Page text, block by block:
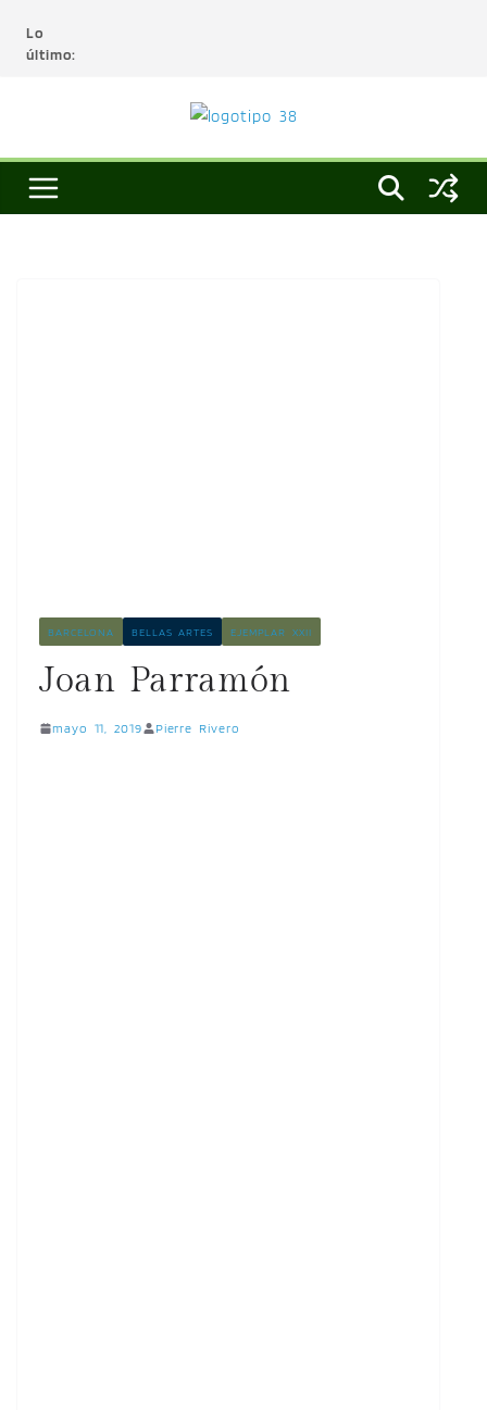
Lo
último:
BARCELONA BELLAS ARTES EJEMPLAR XXII
Joan Parramón
mayo 11, 2019 Pierre Rivero